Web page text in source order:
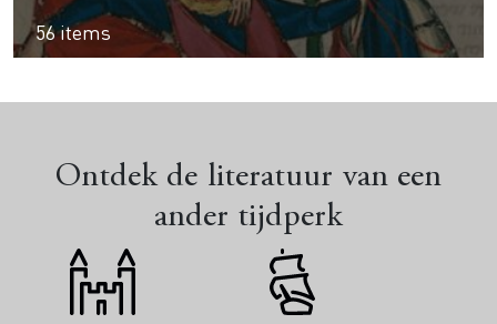
56 items
Ontdek de literatuur van een
ander tijdperk